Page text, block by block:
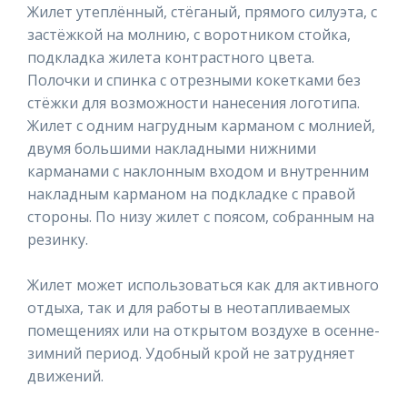
Жилет утеплённый, стёганый, прямого силуэта, с
застёжкой на молнию, с воротником стойка,
подкладка жилета контрастного цвета.
Полочки и спинка с отрезными кокетками без
стёжки для возможности нанесения логотипа.
Жилет с одним нагрудным карманом с молнией,
двумя большими накладными нижними
карманами с наклонным входом и внутренним
накладным карманом на подкладке с правой
стороны. По низу жилет с поясом, собранным на
резинку.
Жилет может использоваться как для активного
отдыха, так и для работы в неотапливаемых
помещениях или на открытом воздухе в осенне-
зимний период. Удобный крой не затрудняет
движений.